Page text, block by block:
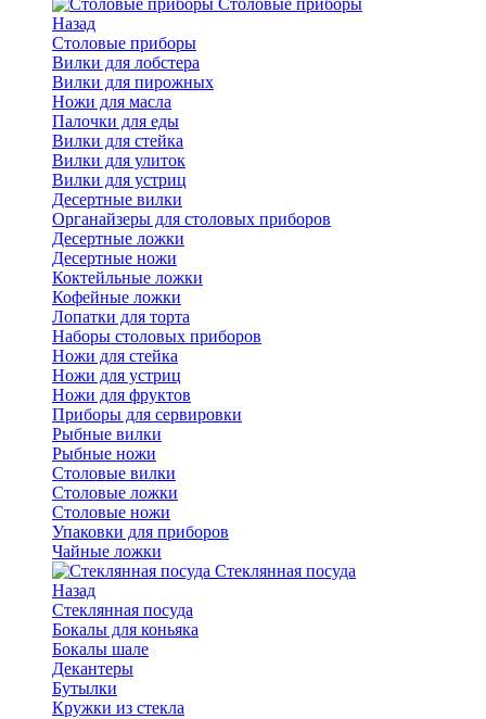
Cтоловые приборы
Назад
Cтоловые приборы
Вилки для лобстера
Вилки для пирожных
Ножи для масла
Палочки для еды
Вилки для стейка
Вилки для улиток
Вилки для устриц
Десертные вилки
Органайзеры для столовых приборов
Десертные ложки
Десертные ножи
Коктейльные ложки
Кофейные ложки
Лопатки для торта
Наборы столовых приборов
Ножи для стейка
Ножи для устриц
Ножи для фруктов
Приборы для сервировки
Рыбные вилки
Рыбные ножи
Столовые вилки
Столовые ложки
Столовые ножи
Упаковки для приборов
Чайные ложки
Стеклянная посуда
Назад
Стеклянная посуда
Бокалы для коньяка
Бокалы шале
Декантеры
Бутылки
Кружки из стекла